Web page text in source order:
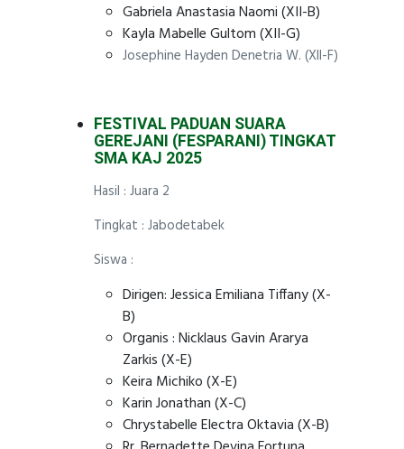
Gabriela Anastasia Naomi (XII-B)
Kayla Mabelle Gultom (XII-G)
Josephine Hayden Denetria W. (XII-F)
FESTIVAL PADUAN SUARA
GEREJANI (FESPARANI) TINGKAT
SMA KAJ 2025
Hasil : Juara 2
Tingkat : Jabodetabek
Siswa :
Dirigen: Jessica Emiliana Tiffany (X-
B)
Organis : Nicklaus Gavin Ararya
Zarkis (X-E)
Keira Michiko (X-E)
Karin Jonathan (X-C)
Chrystabelle Electra Oktavia (X-B)